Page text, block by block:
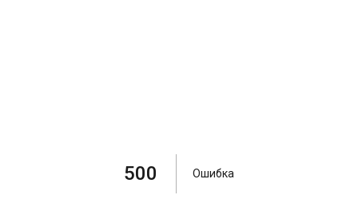
500 Ошибка